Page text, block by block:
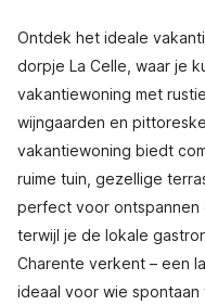
Ontdek het ideale
dorpje La Celle, waar je
vakantiewoning met
wijngaarden en
vakantiewoning biedt
ruime tuin, gezellige
perfect voor ontspannen
terwijl je de lokale
Charente verkent – een
ideaal voor wie